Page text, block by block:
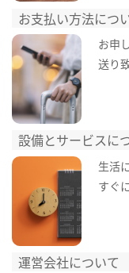
お支払い方法につ
お申
送り
設備とサービスに
生活
すぐ
運営会社について